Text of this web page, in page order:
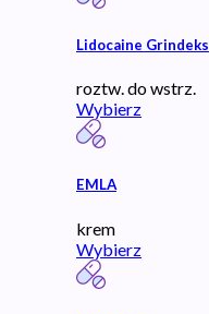
Lidocaine Grindeks
roztw. do wstrz.
Wybierz
EMLA
krem
Wybierz